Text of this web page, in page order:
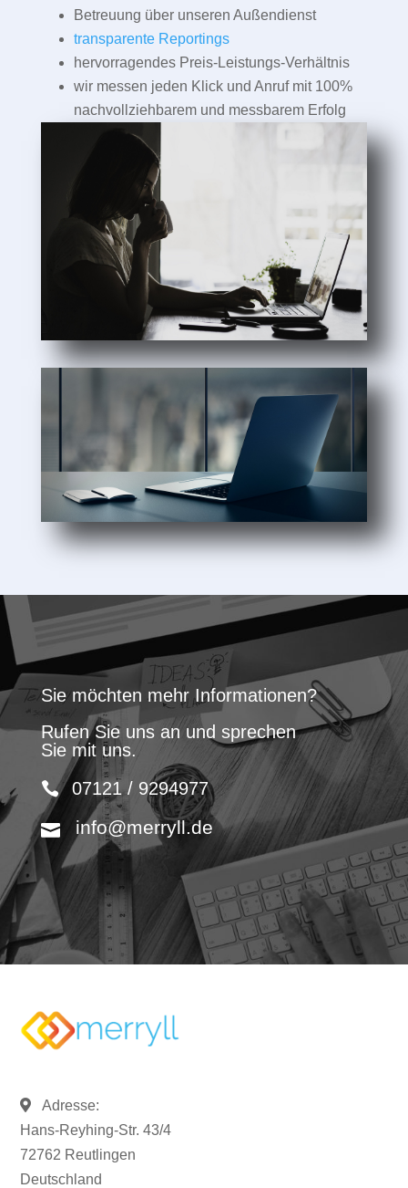
Betreuung über unseren Außendienst
transparente Reportings
hervorragendes Preis-Leistungs-Verhältnis
wir messen jeden Klick und Anruf mit 100%
nachvollziehbarem und messbarem Erfolg
Sie möchten mehr Informationen?
Rufen Sie uns an und sprechen
Sie mit uns.
07121 / 9294977
info@merryll.de
Adresse:
Hans-Reyhing-Str. 43/4
72762 Reutlingen
Deutschland